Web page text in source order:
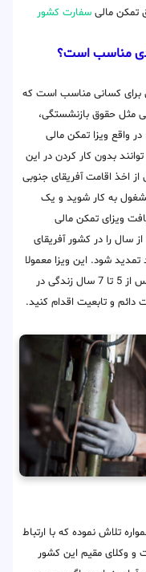
تمکن مالی سفارت کشور
مناسب است؟
برای کسانی مناسب است که
مثل حقوق بازنشستگی،
واقع ویزا تمکن مالی
بدون کار کردن در این
اخذ اقامت آفریقای جنوبی
به کار شوید و یک
ویزای تمکن مالی
سال را در کشور آفریقای
تمدید شود. این ویزا معمولا
در دوره های 1 یا 2 ساله تمدید می شوند و پس از 5 تا 7 سال زندگی در
دائم و تابعیت اقدام کنید.
تلاش نموده که با ارتباط
و وکلای مقیم این کشور